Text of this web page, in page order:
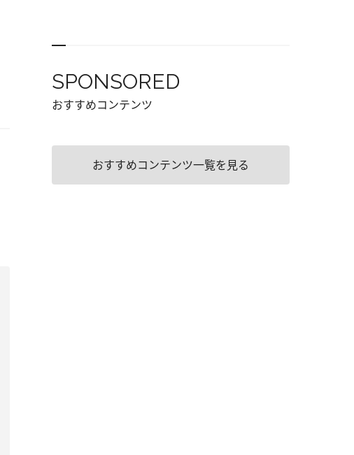
SPONSORED
おすすめコンテンツ
おすすめコンテンツ一覧を見る